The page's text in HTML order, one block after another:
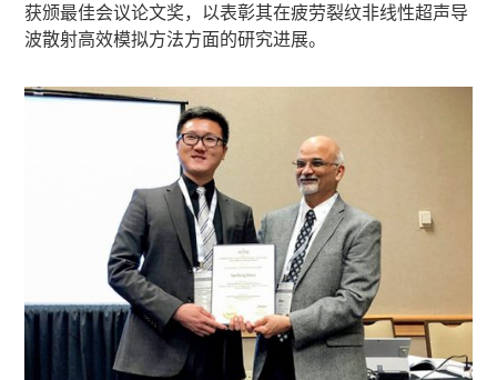
获颁最佳会议论文奖，以表彰其在疲劳裂纹非线性超声导
波散射高效模拟方法方面的研究进展。